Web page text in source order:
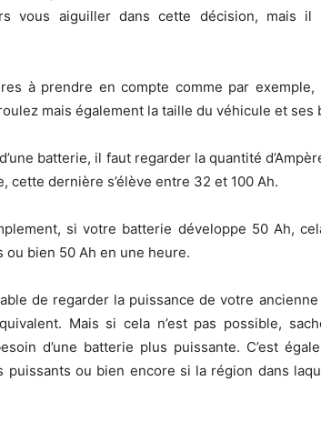
vous aiguiller dans cette décision, mais
à prendre en compte comme par exemple,
mais également la taille du véhicule et
batterie, il faut regarder la quantité
cette dernière s’élève entre 32 et 100 Ah.
si votre batterie développe 50 Ah,
ou bien 50 Ah en une heure.
de regarder la puissance de votre
Mais si cela n’est pas possible,
d’une batterie plus puissante. C’est
puissants ou bien encore si la région dans